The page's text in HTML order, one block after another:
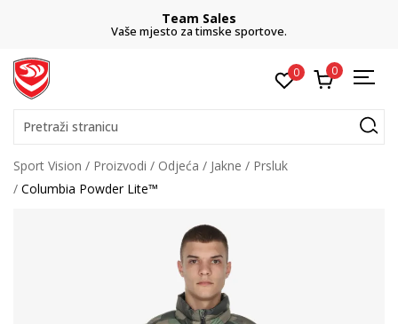
Team Sales
Vaše mjesto za timske sportove.
0 0
Pretraži stranicu
Sport Vision Proizvodi Odjeća Jakne
Prsluk
Columbia Powder Lite™